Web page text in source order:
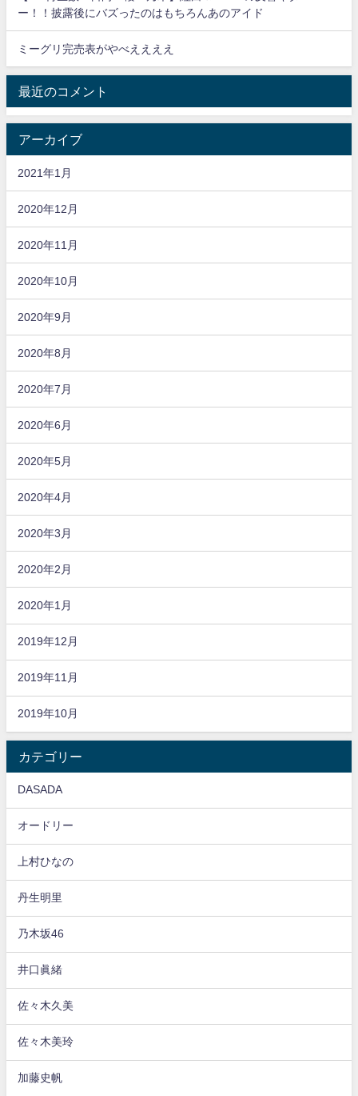
ー！！披露後にバズったのはもちろんあのアイド
ミーグリ完売表がやべええええ
最近のコメント
アーカイブ
2021年1月
2020年12月
2020年11月
2020年10月
2020年9月
2020年8月
2020年7月
2020年6月
2020年5月
2020年4月
2020年3月
2020年2月
2020年1月
2019年12月
2019年11月
2019年10月
カテゴリー
DASADA
オードリー
上村ひなの
丹生明里
乃木坂46
井口眞緒
佐々木久美
佐々木美玲
加藤史帆